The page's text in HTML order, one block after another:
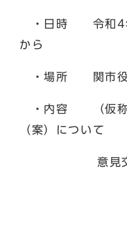
・日時 令和4
から
・場所 関市役
・内容 （仮称
（案）について
意見交